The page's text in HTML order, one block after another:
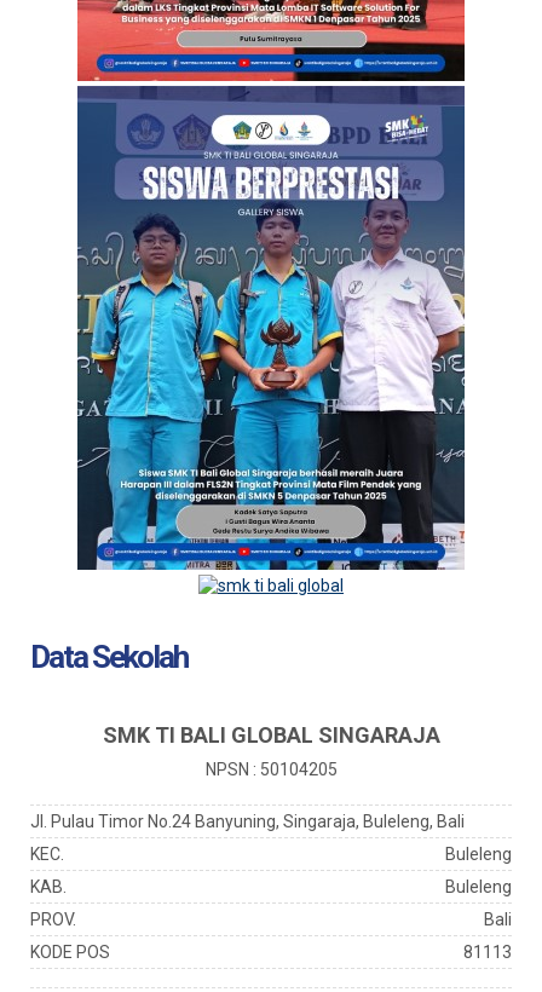
Data Sekolah
SMK TI BALI GLOBAL SINGARAJA
NPSN : 50104205
Jl. Pulau Timor No.24 Banyuning, Singaraja, Buleleng, Bali
KEC.
Buleleng
KAB.
Buleleng
PROV.
Bali
KODE POS
81113